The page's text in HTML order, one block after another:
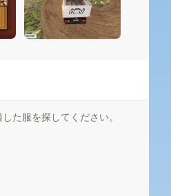
た服を探してください。